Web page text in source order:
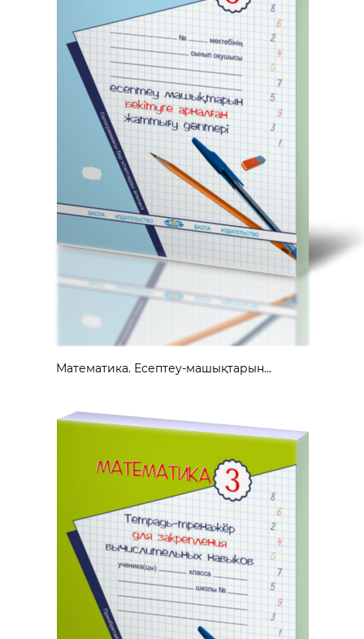
Математика. Есептеу-машықтарын...